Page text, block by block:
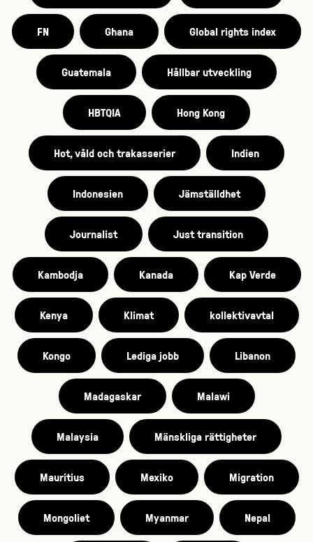
FN Ghana Global rights index
Guatemala Hållbar utveckling
HBTQIA Hong Kong
Hot, våld och trakasserier Indien
Indonesien Jämställdhet
Journalist Just transition
Kambodja Kanada Kap Verde
Kenya Klimat kollektivavtal
Kongo Lediga jobb Libanon
Madagaskar Malawi
Malaysia Mänskliga rättigheter
Mauritius Mexiko Migration
Mongoliet Myanmar Nepal